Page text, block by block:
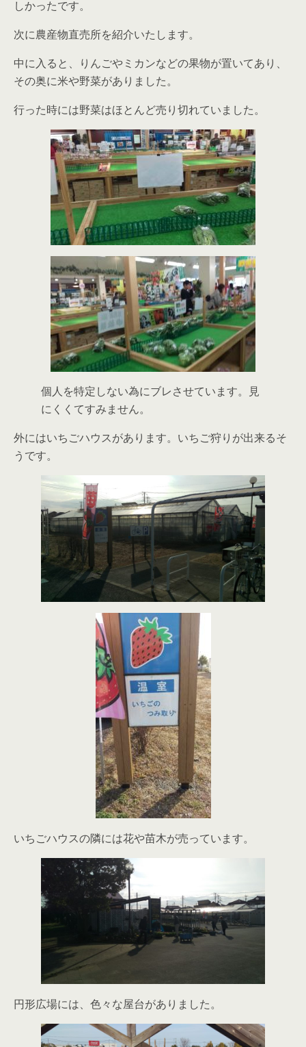
しかったです。
次に農産物直売所を紹介いたします。
中に入ると、りんごやミカンなどの果物が置いてあり、
その奥に米や野菜がありました。
行った時には野菜はほとんど売り切れていました。
個人を特定しない為にブレさせています。見
にくくてすみません。
外にはいちごハウスがあります。いちご狩りが出来るそ
うです。
いちごハウスの隣には花や苗木が売っています。
円形広場には、色々な屋台がありました。